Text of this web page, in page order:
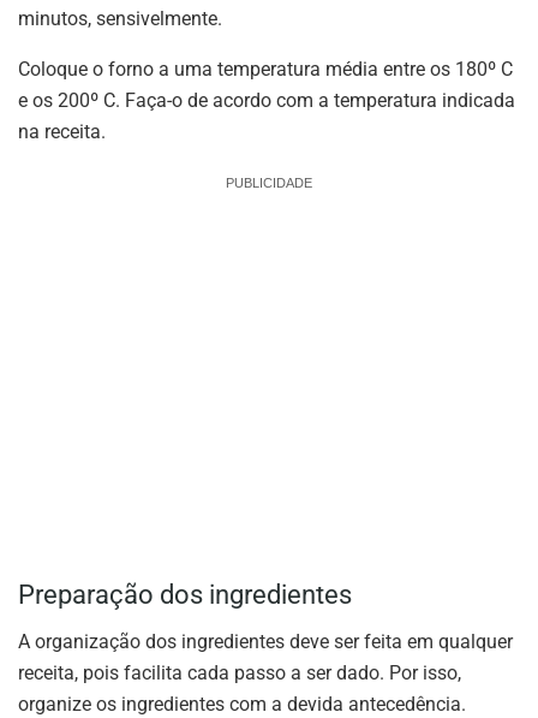
minutos, sensivelmente.
Coloque o forno a uma temperatura média entre os 180º C
e os 200º C. Faça-o de acordo com a temperatura indicada
na receita.
PUBLICIDADE
Preparação dos ingredientes
A organização dos ingredientes deve ser feita em qualquer
receita, pois facilita cada passo a ser dado. Por isso,
organize os ingredientes com a devida antecedência.